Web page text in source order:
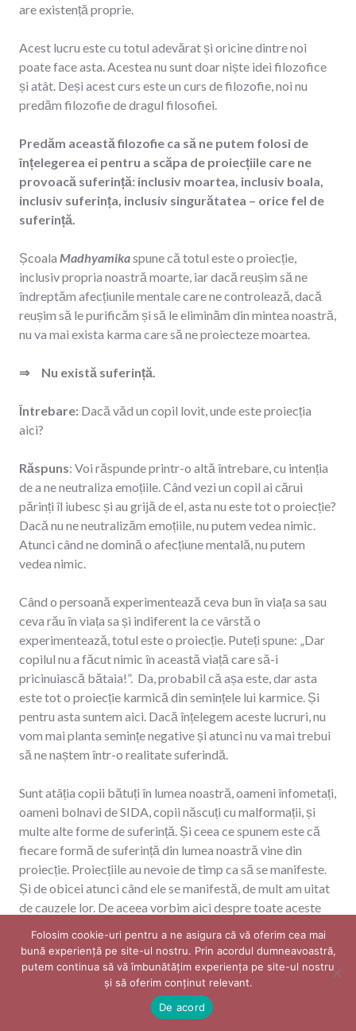
are existență proprie.
Acest lucru este cu totul adevărat și oricine dintre noi
poate face asta. Acestea nu sunt doar niște idei filozofice
și atât. Deși acest curs este un curs de filozofie, noi nu
predăm filozofie de dragul filosofiei.
Predăm această filozofie ca să ne putem folosi de
înțelegerea ei pentru a scăpa de proiecțiile care ne
provoacă suferință: inclusiv moartea, inclusiv boala,
inclusiv suferința, inclusiv singurătatea – orice fel de
suferință.
Școala Madhyamikaspune că totul este o proiecție,
inclusiv propria noastră moarte, iar dacă reușim să ne
îndreptăm afecțiunile mentale care ne controlează, dacă
reușim să le purificăm și să le eliminăm din mintea noastră,
nu va mai exista karma care să ne proiecteze moartea.
⇒ Nu există suferință.
Întrebare: Dacă văd un copil lovit, unde este proiecția
aici?
Răspuns: Voi răspunde printr-o altă întrebare, cu intenția
de a ne neutraliza emoțiile. Când vezi un copil ai cărui
părinți îl iubesc și au grijă de el, asta nu este tot o proiecție?
Dacă nu ne neutralizăm emoțiile, nu putem vedea nimic.
Atunci când ne domină o afecțiune mentală, nu putem
vedea nimic.
Când o persoană experimentează ceva bun în viața sa sau
ceva rău în viața sa și indiferent la ce vârstă o
experimentează, totul este o proiecție. Puteți spune: „Dar
copilul nu a făcut nimic în această viață care să-i
pricinuiască bătaia!”. Da, probabil că așa este, dar asta
este tot o proiecție karmică din semințele lui karmice. Și
pentru asta suntem aici. Dacă înțelegem aceste lucruri, nu
vom mai planta semințe negative și atunci nu va mai trebui
să ne naștem într-o realitate suferindă.
Sunt atâția copii bătuți în lumea noastră, oameni înfometați,
oameni bolnavi de SIDA, copii născuți cu malformații, și
multe alte forme de suferință. Și ceea ce spunem este că
fiecare formă de suferință din lumea noastră vine din
proiecție. Proiecțiile au nevoie de timp ca să se manifeste.
Și de obicei atunci când ele se manifestă, de mult am uitat
de cauzele lor. De aceea vorbim aici despre toate aceste
Această învățătură ne aduce în starea în care să nu mai
avem de a face cu astfel de situații. Ele nu se vor mai
întâmpla în viața noastră, pentru că nu vom mai avea karma
Folosim cookie-uri pentru a ne asigura că vă oferim cea mai
bună experiență pe site-ul nostru. Prin acordul dumneavoastră,
putem continua să vă îmbunătățim experiența pe site-ul nostru
și să oferim conținut relevant. ​
De acord